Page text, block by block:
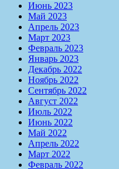
Июнь 2023
Май 2023
Апрель 2023
Март 2023
Февраль 2023
Январь 2023
Декабрь 2022
Ноябрь 2022
Сентябрь 2022
Август 2022
Июль 2022
Июнь 2022
Май 2022
Апрель 2022
Март 2022
Февраль 2022